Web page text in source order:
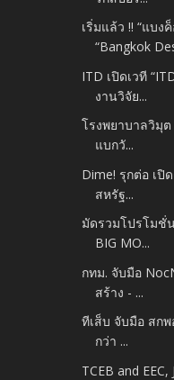
เริ่มแล้ว !! “แบง
“Bangkok
ITD เปิดเวที
งานวิจัย...
โรงพยาบาลวิมุต
แบกวั...
Dime! รุกต่อ เปิ
สหรัฐ...
มัดรวมโปรโมชั่
BIG MO...
กทม. จับมือ
สร้าง - ...
ทีเส็บ จับมือ สก
กว่า ...
TCEB and